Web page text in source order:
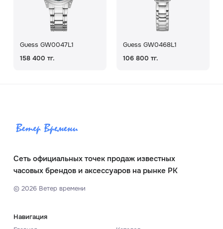
Guess GW0047L1
158 400 тг.
Guess GW0468L1
106 800 тг.
Сеть официальных точек продаж известных
часовых брендов и аксессуаров на рынке РК
© 2026Ветер времени
Навигация